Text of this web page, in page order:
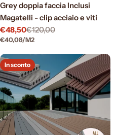
Grey doppia faccia Inclusi
Magatelli - clip acciaio e viti
Prezzo
di
vendita
€48,50
Prezzo
normale
€120,00
PREZZO
€40,08/PER
M2
In sconto